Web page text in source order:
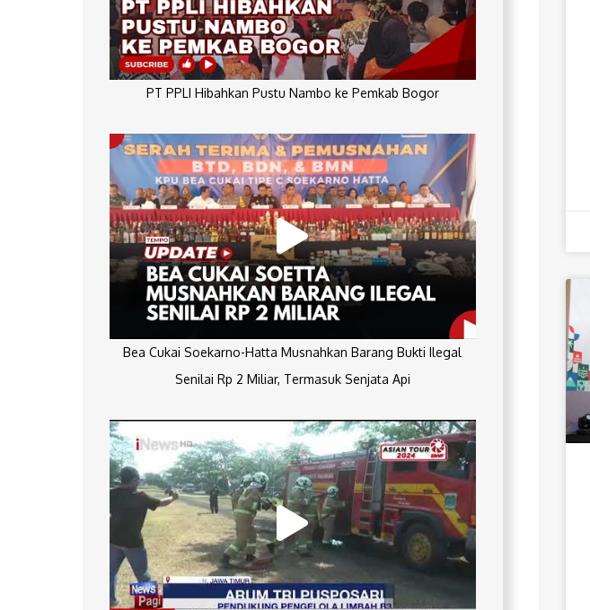
PT PPLI Hibahkan Pustu Nambo ke Pemkab Bogor
Bea Cukai Soekarno-Hatta Musnahkan Barang Bukti Ilegal
Senilai Rp 2 Miliar, Termasuk Senjata Api